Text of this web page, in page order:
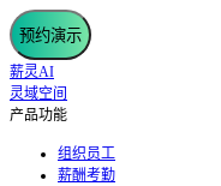
预约演示
薪灵AI
灵域空间
产品功能
组织员工
薪酬考勤